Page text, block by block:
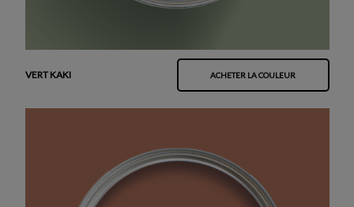
VERT KAKI ACHETER LA COULEUR